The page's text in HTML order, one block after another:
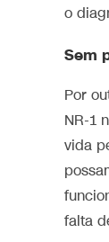
o
Sem
Por
NR-1
vida
falta